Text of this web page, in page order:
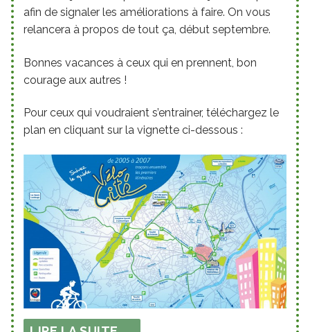
afin de signaler les améliorations à faire. On vous
relancera à propos de tout ça, début septembre.
Bonnes vacances à ceux qui en prennent, bon
courage aux autres !
Pour ceux qui voudraient s’entrainer, téléchargez le
plan en cliquant sur la vignette ci-dessous :